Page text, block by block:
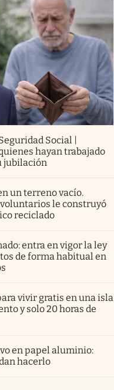
Social |
hayan trabajado
jubilación
un terreno vacío.
le construyó
reciclado
entra en vigor la ley
de forma habitual en
vivir gratis en una isla
y solo 20 horas de
en papel aluminio:
hacerlo